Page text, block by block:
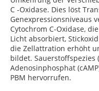
C -Oxidase. Dies löst
Genexpressionsniveaus
Cytochrom C-Oxidase,
Licht absorbiert,
die Zellattration erhöht
bildet. Sauerstoffspezies
Adenosinphosphat
PBM hervorrufen.